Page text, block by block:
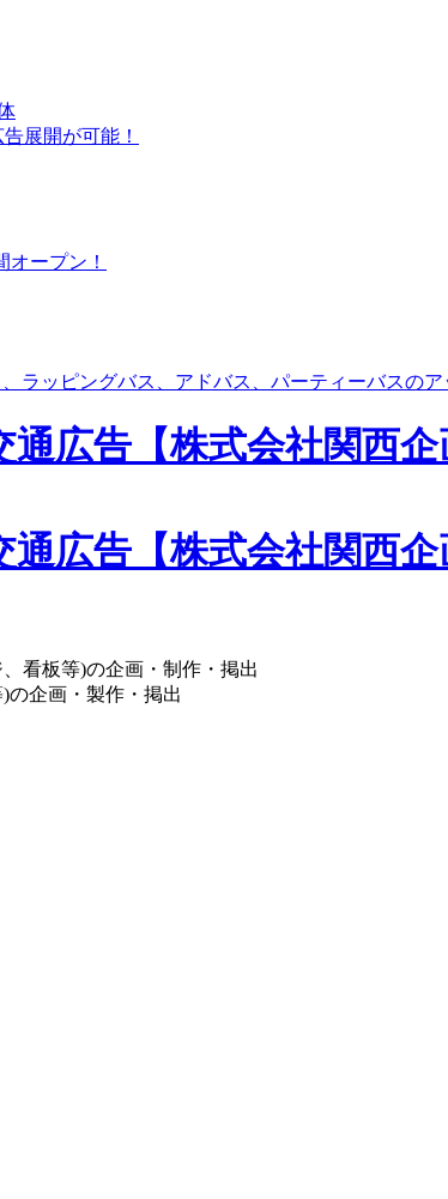
展開が可能！
オープン！
看板等)の企画・制作・掲出
の企画・製作・掲出